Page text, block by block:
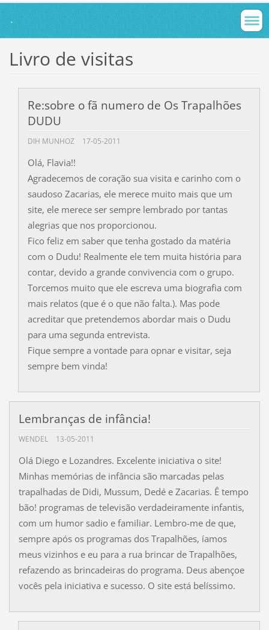
.
Livro de visitas
Re:sobre o fã numero de Os Trapalhões
DUDU
DIH MUNHOZ 17-05-2011
Olá, Flavia!!
Agradecemos de coração sua visita e carinho com o
saudoso Zacarias, ele merece muito mais que um
site, ele merece ser sempre lembrado por tantas
alegrias que nos proporcionou.
Fico feliz em saber que tenha gostado da matéria
com o Dudu! Realmente ele tem muita história para
contar, devido a grande convivencia com o grupo.
Torcemos muito que ele escreva uma biografia com
mais relatos (que é o que não falta.). Mas pode
acreditar que pretendemos abordar mais o Dudu
para uma segunda entrevista.
Fique sempre a vontade para opnar e visitar, seja
sempre bem vinda!
Lembranças de infância!
WENDEL 13-05-2011
Olá Diego e Lozandres. Excelente iniciativa o site!
Minhas memórias de infância são marcadas pelas
trapalhadas de Didi, Mussum, Dedé e Zacarias. Ê tempo
bão! programas de televisão verdadeiramente infantis,
com um humor sadio e familiar. Lembro-me de que,
sempre após os programas dos Trapalhões, íamos
meus vizinhos e eu para a rua brincar de Trapalhões,
refazendo as brincadeiras do programa. Deus abençoe
vocês pela iniciativa e sucesso. O site está belíssimo.